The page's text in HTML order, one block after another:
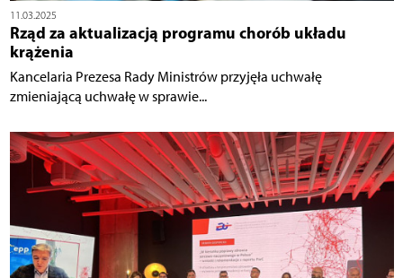
11.03.2025
Rząd za aktualizacją programu chorób układu
krążenia
Kancelaria Prezesa Rady Ministrów przyjęła uchwałę
zmieniającą uchwałę w sprawie...